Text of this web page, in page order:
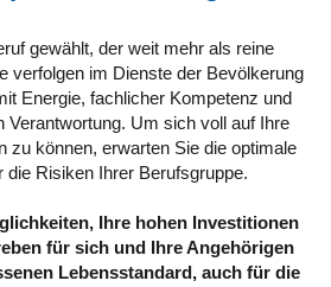
gewählt, der weit mehr als reine
verfolgen im Dienste der Bevölkerung
Energie, fachlicher Kompetenz und
Verantwortung. Um sich voll auf Ihre
zu können, erwarten Sie die optimale
die Risiken Ihrer Berufsgruppe.
Ihre hohen Investitionen
für sich und Ihre Angehörigen
Lebensstandard, auch für die